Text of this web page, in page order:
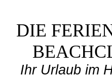
DIE
Ihr Urlaub im